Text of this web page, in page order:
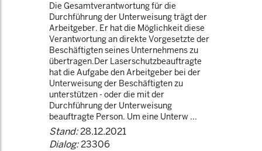
Die Gesamtverantwortung für die
Durchführung der Unterweisung trägt der
Arbeitgeber. Er hat die Möglichkeit diese
Verantwortung an direkte Vorgesetzte der
Beschäftigten seines Unternehmens zu
übertragen.Der Laserschutzbeauftragte
hat die Aufgabe den Arbeitgeber bei der
Unterweisung der Beschäftigten zu
unterstützen - oder die mit der
Durchführung der Unterweisung
beauftragte Person. Um eine Unterw ...
Stand:28.12.2021
Dialog:23306